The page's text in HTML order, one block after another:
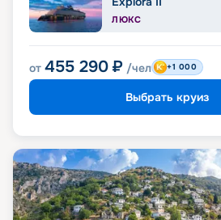
ЛЮКС
от 455 290 ₽ /чел +1 000
Выбрать круиз